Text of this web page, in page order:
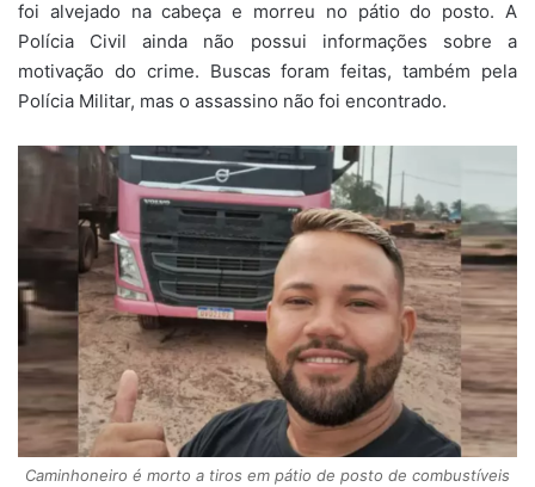
foi alvejado na cabeça e morreu no pátio do posto. A
Polícia Civil ainda não possui informações sobre a
motivação do crime. Buscas foram feitas, também pela
Polícia Militar, mas o assassino não foi encontrado.
Caminhoneiro é morto a tiros em pátio de posto de combustíveis